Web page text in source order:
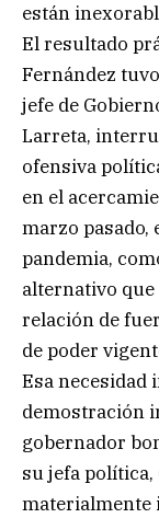
están
El resultado
Fernández
jefe de
Larreta,
ofensiva
en el
marzo pasado,
pandemia,
alternativo
relación de
de poder
Esa necesidad
demostración
gobernador
su jefa
materialmente